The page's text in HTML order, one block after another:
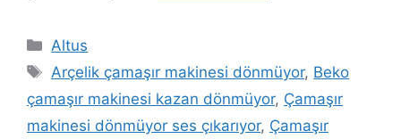
Kategoriler
Altus
Etiketler
Arçelik çamaşır makinesi dönmüyor, Beko
çamaşır makinesi kazan dönmüyor, Çamaşır
makinesi dönmüyor ses çıkarıyor, Çamaşır